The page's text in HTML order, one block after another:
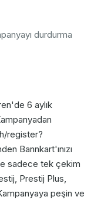
durdurma
6 aylık
register?
Bannkart'ınızı
sadece tek çekim
Prestij Plus,
peşin ve